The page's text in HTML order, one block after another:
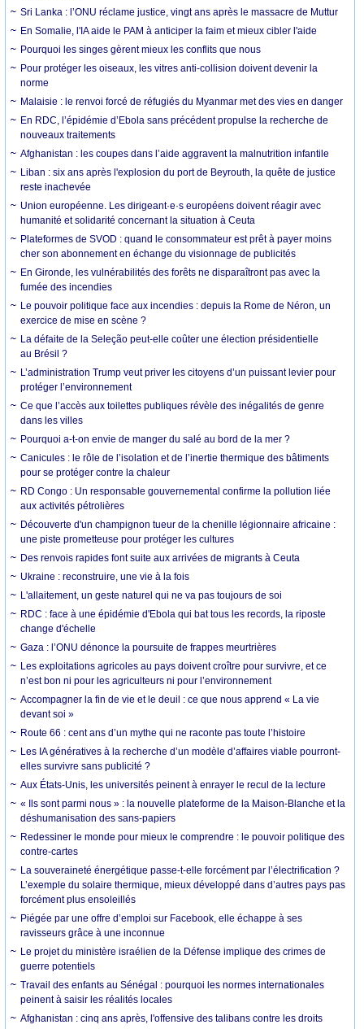
Sri Lanka : l’ONU réclame justice, vingt ans après le massacre de Muttur
En Somalie, l'IA aide le PAM à anticiper la faim et mieux cibler l'aide
Pourquoi les singes gèrent mieux les conflits que nous
Pour protéger les oiseaux, les vitres anti-collision doivent devenir la
norme
Malaisie : le renvoi forcé de réfugiés du Myanmar met des vies en danger
En RDC, l’épidémie d’Ebola sans précédent propulse la recherche de
nouveaux traitements
Afghanistan : les coupes dans l’aide aggravent la malnutrition infantile
Liban : six ans après l'explosion du port de Beyrouth, la quête de justice
reste inachevée
Union européenne. Les dirigeant·e·s européens doivent réagir avec
humanité et solidarité concernant la situation à Ceuta
Plateformes de SVOD : quand le consommateur est prêt à payer moins
cher son abonnement en échange du visionnage de publicités
En Gironde, les vulnérabilités des forêts ne disparaîtront pas avec la
fumée des incendies
Le pouvoir politique face aux incendies : depuis la Rome de Néron, un
exercice de mise en scène ?
La défaite de la Seleção peut-elle coûter une élection présidentielle
au Brésil ?
L’administration Trump veut priver les citoyens d’un puissant levier pour
protéger l’environnement
Ce que l’accès aux toilettes publiques révèle des inégalités de genre
dans les villes
Pourquoi a-t-on envie de manger du salé au bord de la mer ?
Canicules : le rôle de l’isolation et de l’inertie thermique des bâtiments
pour se protéger contre la chaleur
RD Congo : Un responsable gouvernemental confirme la pollution liée
aux activités pétrolières
Découverte d'un champignon tueur de la chenille légionnaire africaine :
une piste prometteuse pour protéger les cultures
Des renvois rapides font suite aux arrivées de migrants à Ceuta
Ukraine : reconstruire, une vie à la fois
L'allaitement, un geste naturel qui ne va pas toujours de soi
RDC : face à une épidémie d'Ebola qui bat tous les records, la riposte
change d'échelle
Gaza : l’ONU dénonce la poursuite de frappes meurtrières
Les exploitations agricoles au pays doivent croître pour survivre, et ce
n’est bon ni pour les agriculteurs ni pour l’environnement
Accompagner la fin de vie et le deuil : ce que nous apprend « La vie
devant soi »
Route 66 : cent ans d’un mythe qui ne raconte pas toute l’histoire
Les IA génératives à la recherche d’un modèle d’affaires viable pourront-
elles survivre sans publicité ?
Aux États-Unis, les universités peinent à enrayer le recul de la lecture
« Ils sont parmi nous » : la nouvelle plateforme de la Maison-Blanche et la
déshumanisation des sans-papiers
Redessiner le monde pour mieux le comprendre : le pouvoir politique des
contre-cartes
La souveraineté énergétique passe-t-elle forcément par l’électrification ?
L’exemple du solaire thermique, mieux développé dans d’autres pays pas
forcément plus ensoleillés
Piégée par une offre d’emploi sur Facebook, elle échappe à ses
ravisseurs grâce à une inconnue
Le projet du ministère israélien de la Défense implique des crimes de
guerre potentiels
Travail des enfants au Sénégal : pourquoi les normes internationales
peinent à saisir les réalités locales
Afghanistan : cinq ans après, l'offensive des talibans contre les droits